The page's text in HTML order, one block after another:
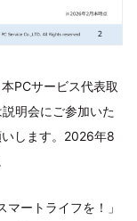
PCサービス代表取
明会にご参加いた
します。2026年8
ートライフを！」